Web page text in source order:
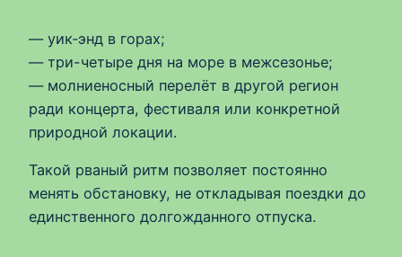
— уик‑энд в горах;
— три-четыре дня на море в межсезонье;
— молниеносный перелёт в другой регион
ради концерта, фестиваля или конкретной
природной локации.
Такой рваный ритм позволяет постоянно
менять обстановку, не откладывая поездки до
единственного долгожданного отпуска.